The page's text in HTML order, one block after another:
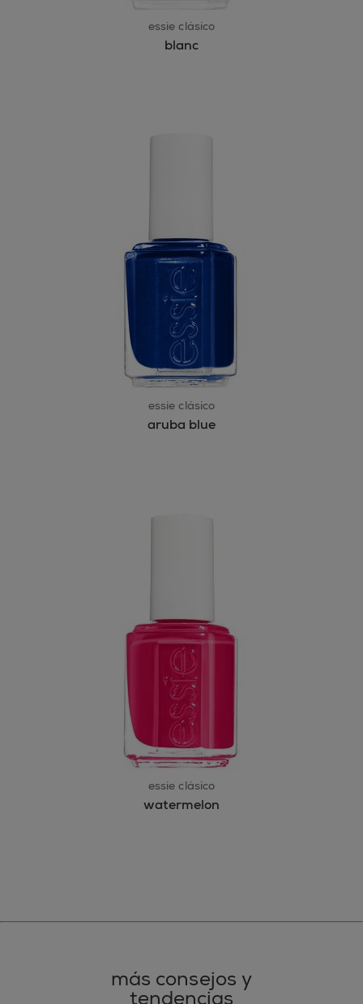
essie clásico
blanc
essie clásico
aruba blue
essie clásico
watermelon
más consejos y
tendencias